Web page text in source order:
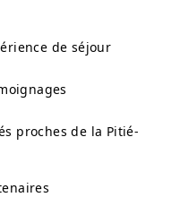
de séjour
proches de la Pitié-